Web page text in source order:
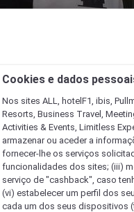
Cookies e dados
Nos sites ALL, hotelF1, ibis,
Resorts, Business Travel,
Activities & Events, Limitless
armazenar ou aceder a
fornecer-lhe os serviços
funcionalidades dos sites; (iii)
serviço de "cashback", caso
(vi) estabelecer um perfil dos
cada um dos seus dispositivos